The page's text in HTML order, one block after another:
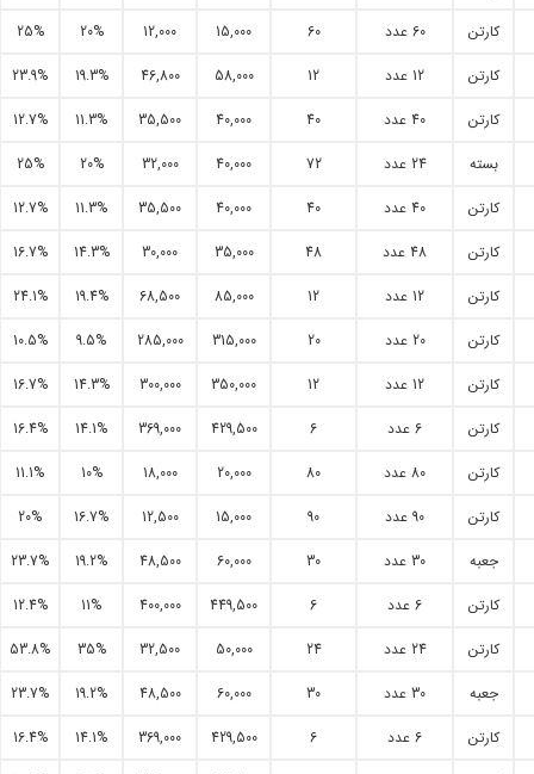
کارتن
60 عدد 60
15,000
12,000
20%
25%
کارتن
12 عدد 12
58,000
46,800
19.3%
23.9%
کارتن
40 عدد 40
40,000
35,500
11.3%
12.7%
بسته
24 عدد 72
40,000
32,000
20%
25%
کارتن
40 عدد 40
40,000
35,500
11.3%
12.7%
کارتن
48 عدد 48
35,000
30,000
14.3%
16.7%
کارتن
12 عدد 12
85,000
68,500
19.4%
24.1%
کارتن
20 عدد 20
315,000
285,000
9.5%
10.5%
کارتن
12 عدد 12
350,000
300,000
14.3%
16.7%
کارتن
6 عدد 6
429,500
369,000
14.1%
16.4%
کارتن
80 عدد 80
20,000
18,000
10%
11.1%
کارتن
90 عدد 90
15,000
12,500
16.7%
20%
جعبه
30 عدد 30
60,000
48,500
19.2%
23.7%
کارتن
6 عدد 6
449,500
400,000
11%
12.4%
کارتن
24 عدد 24
50,000
32,500
35%
53.8%
جعبه
30 عدد 30
60,000
48,500
19.2%
23.7%
کارتن
6 عدد 6
429,500
369,000
14.1%
16.4%